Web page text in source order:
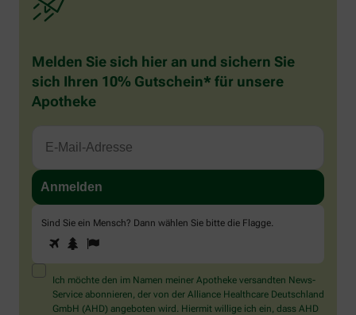
Melden Sie sich hier an und sichern Sie
sich Ihren 10% Gutschein* für unsere
Apotheke
Sind Sie ein Mensch? Dann wählen Sie bitte die Flagge
Sind
Sie
ein
Mensch?
Dann
wählen
1 2
Ich möchte den im Namen meiner Apotheke versandten News-
Service abonnieren, der von der Alliance Healthcare Deutschland
GmbH (AHD) angeboten wird. Hiermit willige ich ein, dass AHD